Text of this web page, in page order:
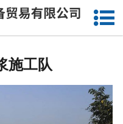
首页
施工队